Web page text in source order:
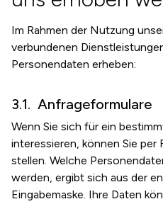
Im Rahmen der Nutzung
verbundenen
Personendaten erheben:
Anfrageformulare
Wenn Sie sich für ein
interessieren, können Sie per
stellen. Welche
werden, ergibt sich aus der
Eingabemaske. Ihre Daten